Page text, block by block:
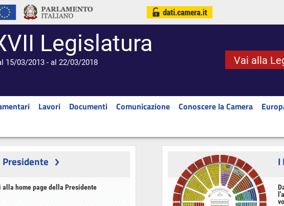
Legislatura
15/03/2013 - al 22/03/2018 Vai alla
Lavori Documenti Comunicazione Conoscere la Camera
Presidente
alla home page della Presidente
I